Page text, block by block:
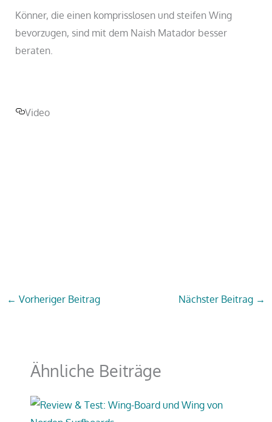
Könner, die einen komprisslosen und steifen Wing
bevorzugen, sind mit dem Naish Matador besser
beraten.
Video
← Vorheriger Beitrag Nächster Beitrag →
Ähnliche Beiträge